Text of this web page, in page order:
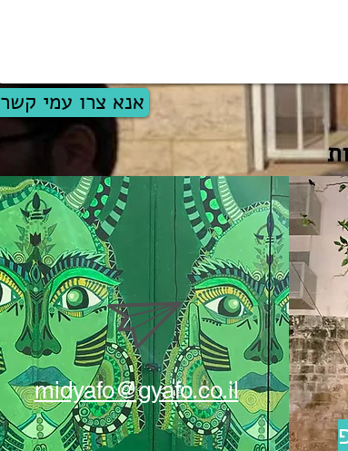
אנא צרו עמי קשר
midyafo@gyafo.co.il